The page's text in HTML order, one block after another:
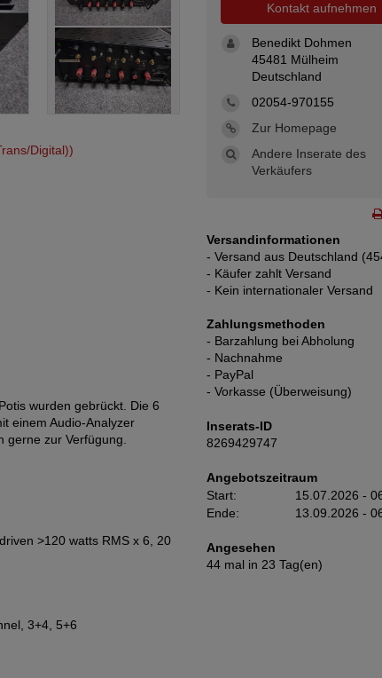
Digital))
wurden gebrückt. Die 6
einem Audio-Analyzer
gerne zur Verfügung.
>120 watts RMS x 6, 20
3+4, 5+6
Kontakt aufnehmen
Benedikt Dohmen
45481 Mülheim
Deutschland
02054-970155
Zur Homepage
Andere Inserate des
Verkäufers
Versandinformationen
- Versand aus Deutschland
- Käufer zahlt Versand
- Kein internationaler Versand
Zahlungsmethoden
- Barzahlung bei Abholung
- Nachnahme
- PayPal
- Vorkasse (Überweisung)
Inserats-ID
8269429747
Angebotszeitraum
Start:
15.07.2026 -
Ende:
13.09.2026 -
Angesehen
44 mal in 23 Tag(en)